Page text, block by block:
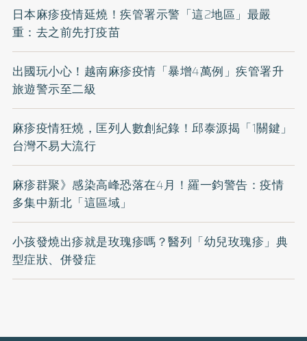
日本麻疹疫情延燒！疾管署示警「這2地區」最嚴
重：去之前先打疫苗
出國玩小心！越南麻疹疫情「暴增4萬例」疾管署升
旅遊警示至二級
麻疹疫情狂燒，匡列人數創紀錄！邱泰源揭「1關鍵」
台灣不易大流行
麻疹群聚》感染高峰恐落在4月！羅一鈞警告：疫情
多集中新北「這區域」
小孩發燒出疹就是玫瑰疹嗎？醫列「幼兒玫瑰疹」典
型症狀、併發症